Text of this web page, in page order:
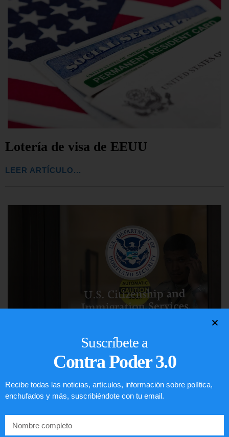
Lotería de visa de EEUU
LEER ARTÍCULO...
Comunistas no son bienvenidos en
LEER ARTÍCULO...
Suscríbete a
Contra Poder 3.0
Recibe todas las noticias, artículos, información sobre política,
enchufados y más, suscribiéndote con tu email.